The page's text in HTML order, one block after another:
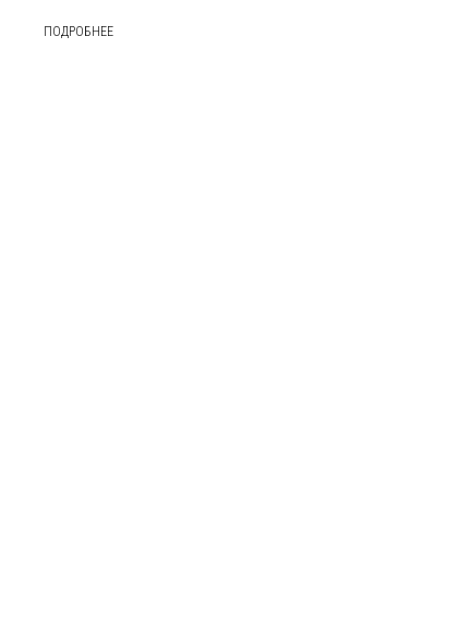
ПОДРОБНЕЕ